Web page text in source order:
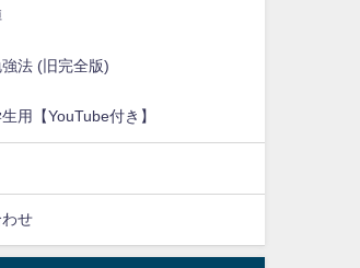
法 (旧完全版)
用【YouTube付き】
せ